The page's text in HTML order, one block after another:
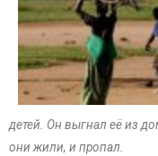
детей. Он выгнал её из
они жили, и пропал.